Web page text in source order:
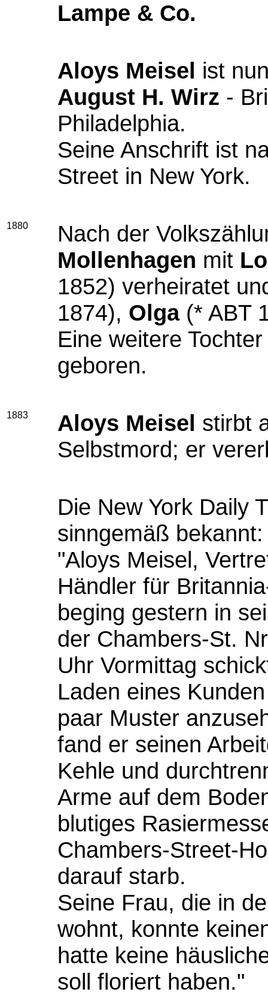
Lampe & Co.
Aloys Meisel ist
August H. Wirz -
Philadelphia.
Seine Anschrift ist
Street in New York.
1880
Nach der
Mollenhagen mit
1852) verheiratet
1874), Olga(* ABT
Eine weitere
geboren.
1883 Aloys Meisel stirbt
Selbstmord; er
Die New York Daily
sinngemäß bekannt:
"Aloys Meisel,
Händler für
beging gestern in
der Chambers-St.
Uhr Vormittag
Laden eines
paar Muster
fand er seinen
Kehle und
Arme auf dem
blutiges
Chambers-Street-
darauf starb.
Seine Frau, die in
wohnt, konnte
hatte keine
soll floriert haben."